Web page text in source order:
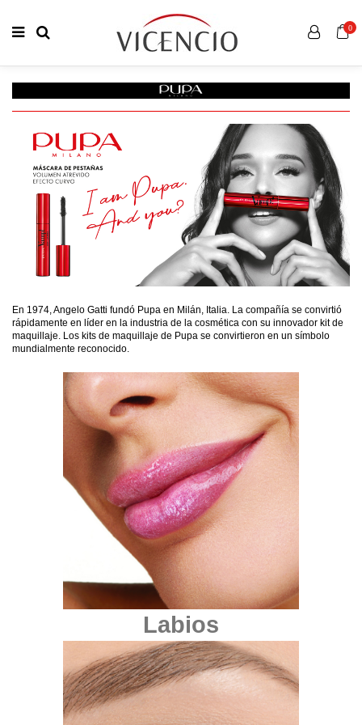
0
En 1974, Angelo Gatti fundó Pupa en Milán, Italia. La compañía se convirtió
rápidamente en líder en la industria de la cosmética con su innovador kit de
maquillaje. Los kits de maquillaje de Pupa se convirtieron en un símbolo
mundialmente reconocido.
Labios